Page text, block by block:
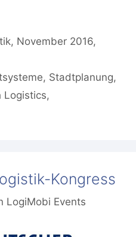
, November 2016,
, Stadtplanung,
Logistics,
Kongress
LogiMobi Events